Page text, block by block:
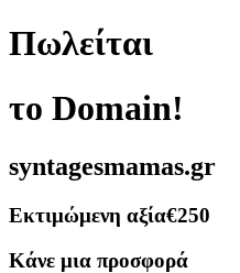
Πωλείται
το Domain!
syntagesmamas.gr
Εκτιμώμενη αξία€250
Κάνε μια προσφορά